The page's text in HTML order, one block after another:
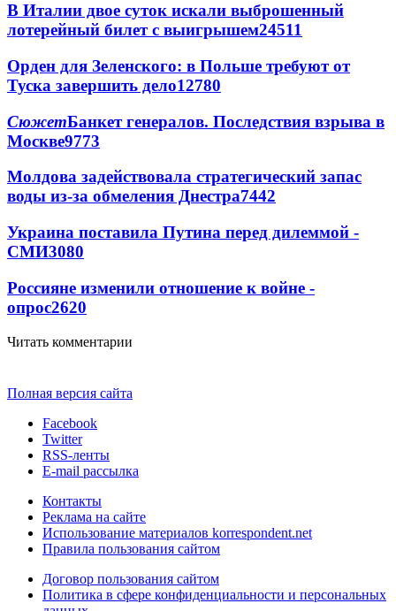
В Италии двое суток искали выброшенный
лотерейный билет с выигрышем24511
Орден для Зеленского: в Польше требуют от
Туска завершить дело12780
СюжетБанкет генералов. Последствия взрыва в
Москве9773
Молдова задействовала стратегический запас
воды из-за обмеления Днестра7442
Украина поставила Путина перед дилеммой -
СМИ3080
Россияне изменили отношение к войне -
опрос2620
Читать комментарии
Полная версия сайта
Facebook
Twitter
RSS-ленты
E-mail рассылка
Контакты
Реклама на сайте
Использование материалов korrespondent.net
Правила пользования сайтом
Договор пользования сайтом
Политика в сфере конфиденциальности и персональных